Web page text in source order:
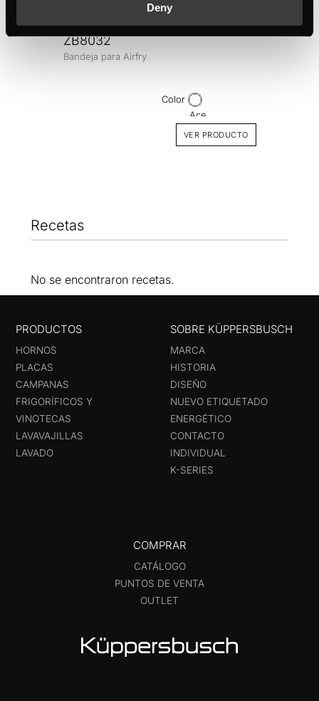
Deny
ZB8032
Bandeja para Airfry
Color
VER PRODUCTO
Recetas
No se encontraron recetas.
PRODUCTOS
HORNOS
PLACAS
CAMPANAS
FRIGORÍFICOS Y
VINOTECAS
LAVAVAJILLAS
LAVADO
SOBRE KÜPPERSBUSCH
MARCA
HISTORIA
DISEÑO
NUEVO ETIQUETADO
ENERGÉTICO
CONTACTO
INDIVIDUAL
K-SERIES
COMPRAR
CATÁLOGO
PUNTOS DE VENTA
OUTLET